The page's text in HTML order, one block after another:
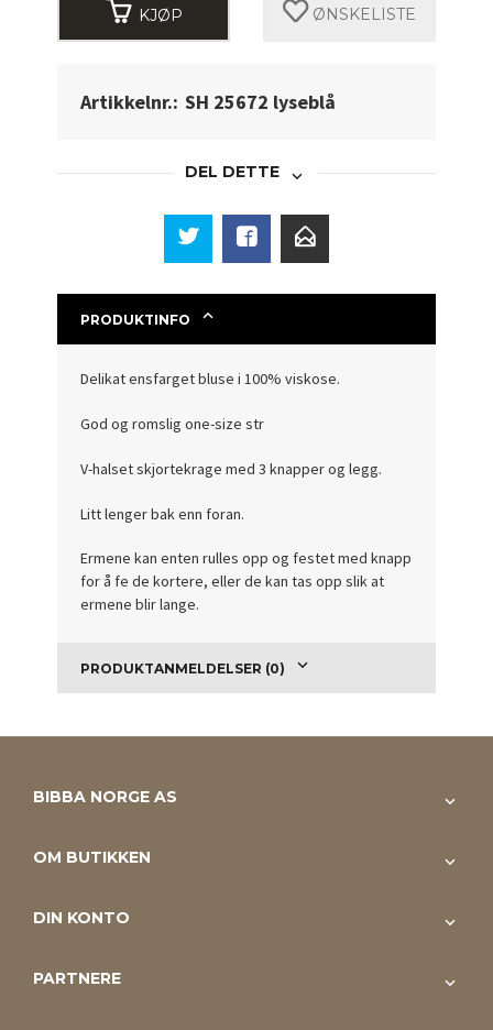
KJØP ØNSKELISTE
Artikkelnr.: SH 25672 lyseblå
DEL DETTE
PRODUKTINFO
Delikat ensfarget bluse i 100% viskose.
God og romslig one-size str
V-halset skjortekrage med 3 knapper og legg.
Litt lenger bak enn foran.
Ermene kan enten rulles opp og festet med knapp
for å fe de kortere, eller de kan tas opp slik at
ermene blir lange.
PRODUKTANMELDELSER (0)
BIBBA NORGE AS
OM BUTIKKEN
DIN KONTO
PARTNERE